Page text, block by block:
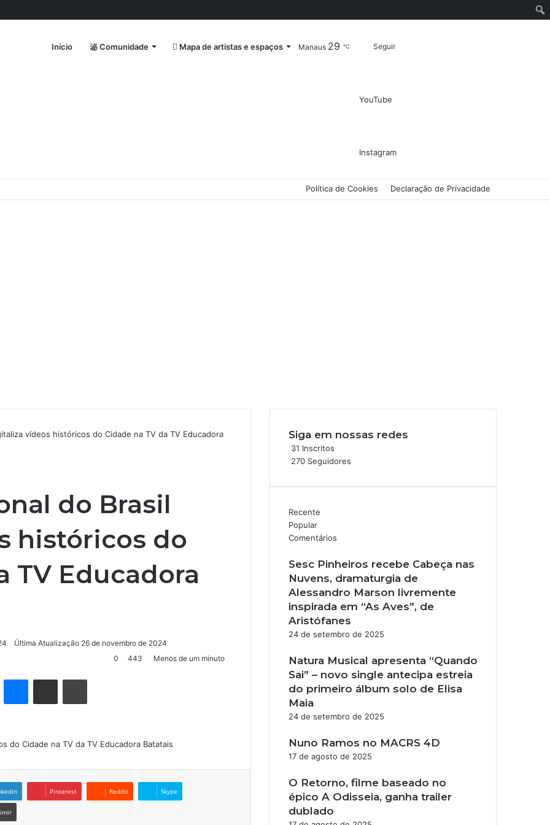
Início Comunidade Mapa de artistas e espaços Seguir
YouTube
Instagram
Manaus 29 ℃
Política de Cookies Declaração de Privacidade
vídeos históricos do Cidade na TV da TV Educadora
do Brasil
históricos do
TV Educadora
Última Atualização 26 de novembro de 2024
0
443 Menos de um minuto
do Cidade na TV da TV Educadora Batatais
Pinterest Reddit Skype
Siga em nossas redes
31 Inscritos
270 Seguidores
Recente
Popular
Comentários
Sesc Pinheiros recebe Cabeça nas
Nuvens, dramaturgia de
Alessandro Marson livremente
inspirada em “As Aves”, de
Aristófanes
24 de setembro de 2025
Natura Musical apresenta “Quando
Sai” – novo single antecipa estreia
do primeiro álbum solo de Elisa
Maia
24 de setembro de 2025
Nuno Ramos no MACRS 4D
17 de agosto de 2025
O Retorno, filme baseado no
épico A Odisseia, ganha trailer
dublado